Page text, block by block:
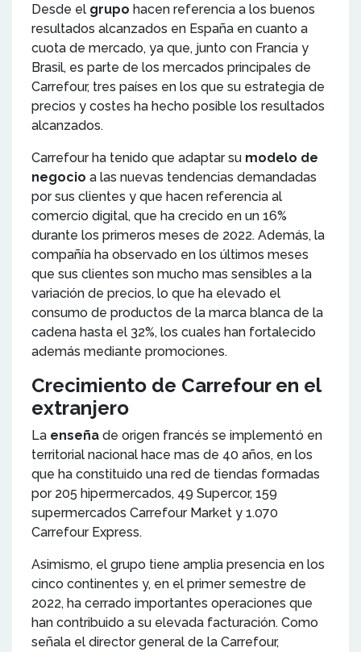
Desde el grupo hacen referencia a los buenos
resultados alcanzados en España en cuanto a
cuota de mercado, ya que, junto con Francia y
Brasil, es parte de los mercados principales de
Carrefour, tres países en los que su estrategia de
precios y costes ha hecho posible los resultados
alcanzados.
Carrefour ha tenido que adaptar su modelo de
negocio a las nuevas tendencias demandadas
por sus clientes y que hacen referencia al
comercio digital, que ha crecido en un 16%
durante los primeros meses de 2022. Además, la
compañía ha observado en los últimos meses
que sus clientes son mucho mas sensibles a la
variación de precios, lo que ha elevado el
consumo de productos de la marca blanca de la
cadena hasta el 32%, los cuales han fortalecido
además mediante promociones.
Crecimiento de Carrefour en el
extranjero
La enseña de origen francés se implementó en
territorial nacional hace mas de 40 años, en los
que ha constituido una red de tiendas formadas
por 205 hipermercados, 49 Supercor, 159
supermercados Carrefour Market y 1.070
Carrefour Express.
Asimismo, el grupo tiene amplia presencia en los
cinco continentes y, en el primer semestre de
2022, ha cerrado importantes operaciones que
han contribuido a su elevada facturación. Como
señala el director general de la Carrefour,